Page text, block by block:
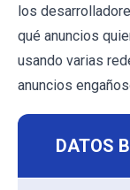
los
qué anuncios
usando varias
anuncios
DATOS